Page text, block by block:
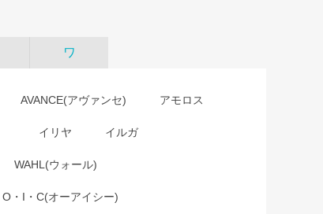
ワ
AVANCE(アヴァンセ) アモロス
イリヤ イルガ
WAHL(ウォール)
O・I・C(オーアイシー)